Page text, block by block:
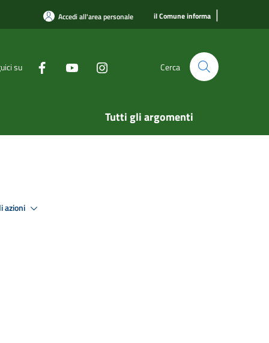
Accedi all'area personale il Comune informa |
su Cerca
Tutti gli argomenti
azioni